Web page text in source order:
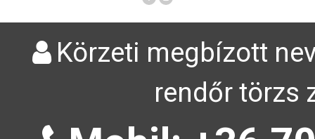
Körzeti megbízott
rendőr törzs